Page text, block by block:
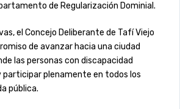
de Regularización Dominial.
el Concejo Deliberante de Tafí Viejo
de avanzar hacia una ciudad
las personas con discapacidad
participar plenamente en todos los
pública.